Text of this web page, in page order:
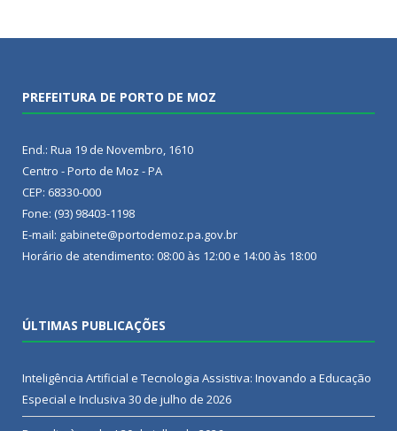
PREFEITURA DE PORTO DE MOZ
End.: Rua 19 de Novembro, 1610
Centro - Porto de Moz - PA
CEP: 68330-000
Fone: (93) 98403-1198
E-mail: gabinete@portodemoz.pa.gov.br
Horário de atendimento: 08:00 às 12:00 e 14:00 às 18:00
ÚLTIMAS PUBLICAÇÕES
Inteligência Artificial e Tecnologia Assistiva: Inovando a Educação
Especial e Inclusiva 30 de julho de 2026